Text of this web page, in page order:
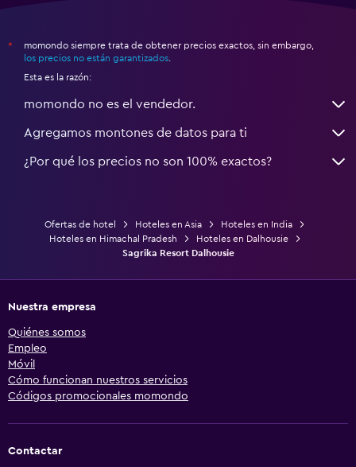
*
momondo siempre trata de obtener precios exactos, sin embargo,
los precios no están garantizados
Esta es la razón:
momondo no es el vendedor.
Agregamos montones de datos para ti
¿Por qué los precios no son 100% exactos?
Ofertas de hotel Hoteles en Asia
Hoteles en India
Hoteles en Himachal Pradesh
Hoteles en Dalhousie
Sagrika Resort Dalhousie
Nuestra empresa
Quiénes somos
Empleo
Móvil
Cómo funcionan nuestros servicios
Códigos promocionales momondo
Contactar